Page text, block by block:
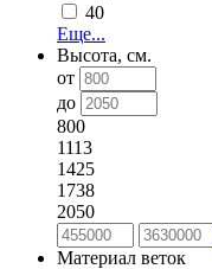
40
Еще...
Высота, см.
от
до
800
1113
1425
1738
2050
Материал веток